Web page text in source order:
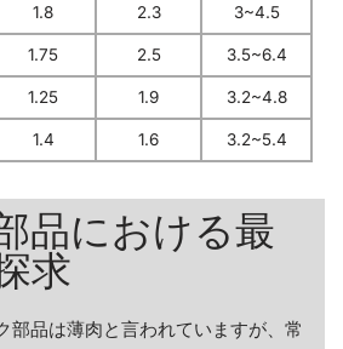
1.8 2.3 3~4.5
1.75 2.5 3.5~6.4
1.25 1.9 3.2~4.8
1.4 1.6 3.2~5.4
品における最
求
部品は薄肉と言われていますが、常